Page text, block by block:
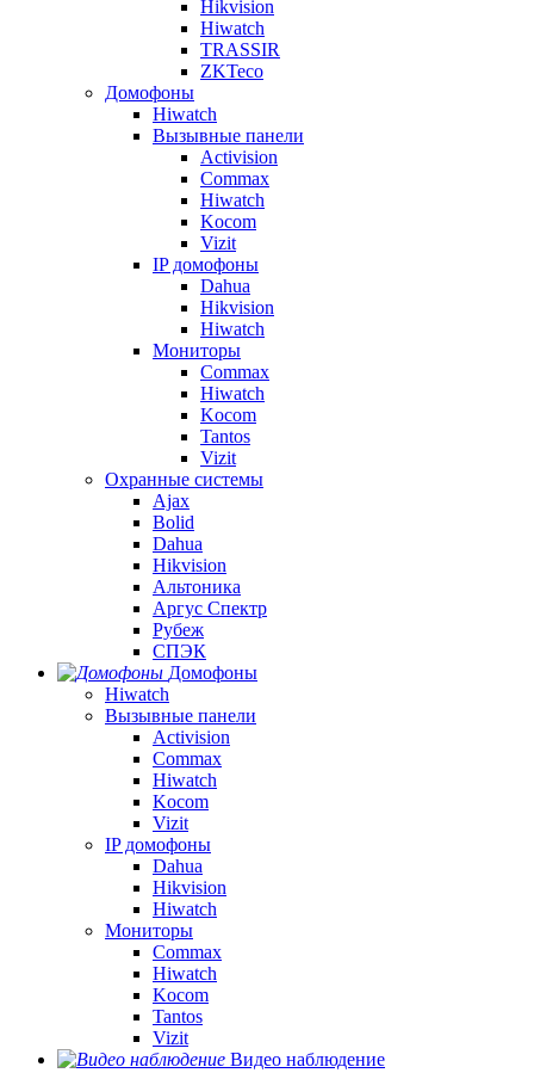
Hikvision
Hiwatch
TRASSIR
ZKTeco
Домофоны
Hiwatch
Вызывные панели
Activision
Commax
Hiwatch
Kocom
Vizit
IP домофоны
Dahua
Hikvision
Hiwatch
Мониторы
Commax
Hiwatch
Kocom
Tantos
Vizit
Охранные системы
Ajax
Bolid
Dahua
Hikvision
Альтоника
Аргус Спектр
Рубеж
СПЭК
Домофоны
Hiwatch
Вызывные панели
Activision
Commax
Hiwatch
Kocom
Vizit
IP домофоны
Dahua
Hikvision
Hiwatch
Мониторы
Commax
Hiwatch
Kocom
Tantos
Vizit
Видео наблюдение